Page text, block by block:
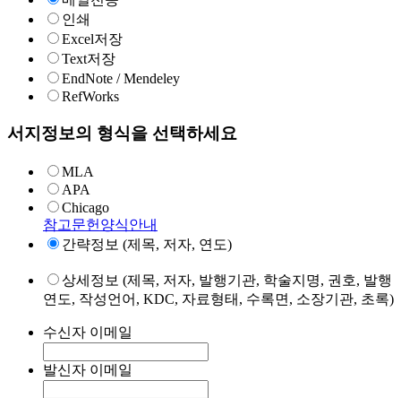
인쇄
Excel저장
Text저장
EndNote / Mendeley
RefWorks
서지정보의 형식을 선택하세요
MLA
APA
Chicago
참고문헌양식안내
간략정보 (제목, 저자, 연도)
상세정보 (제목, 저자, 발행기관, 학술지명, 권호, 발행
연도, 작성언어, KDC, 자료형태, 수록면, 소장기관, 초록)
수신자 이메일
발신자 이메일